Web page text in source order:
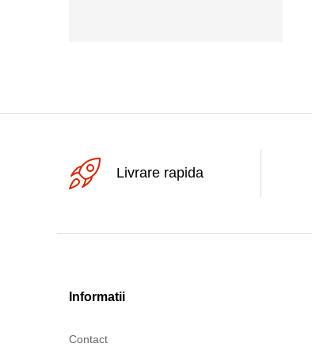
6A
Livrare rapida
Informatii
Contact